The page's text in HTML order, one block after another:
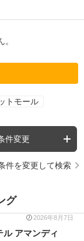
トモール
件変更
件を変更して検索
グ
2026年8月7日
ル アマンディ